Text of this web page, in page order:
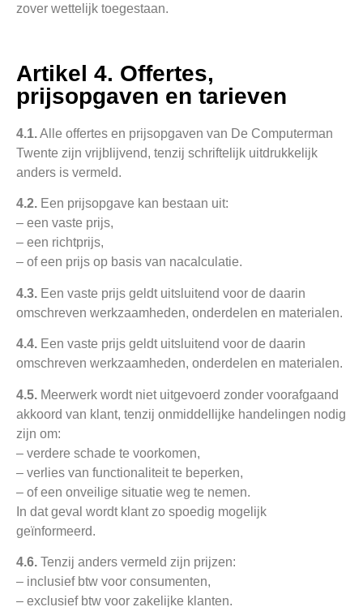
zover wettelijk toegestaan.
Artikel 4. Offertes,
prijsopgaven en tarieven
4.1.Alle offertes en prijsopgaven van De Computerman
Twente zijn vrijblijvend, tenzij schriftelijk uitdrukkelijk
anders is vermeld.
4.2. Een prijsopgave kan bestaan uit:
– een vaste prijs,
– een richtprijs,
– of een prijs op basis van nacalculatie.
4.3. Een vaste prijs geldt uitsluitend voor de daarin
omschreven werkzaamheden, onderdelen en materialen.
4.4. Een vaste prijs geldt uitsluitend voor de daarin
omschreven werkzaamheden, onderdelen en materialen.
4.5. Meerwerk wordt niet uitgevoerd zonder voorafgaand
akkoord van klant, tenzij onmiddellijke handelingen nodig
zijn om:
– verdere schade te voorkomen,
– verlies van functionaliteit te beperken,
– of een onveilige situatie weg te nemen.
In dat geval wordt klant zo spoedig mogelijk
geïnformeerd.
4.6. Tenzij anders vermeld zijn prijzen:
– inclusief btw voor consumenten,
– exclusief btw voor zakelijke klanten.